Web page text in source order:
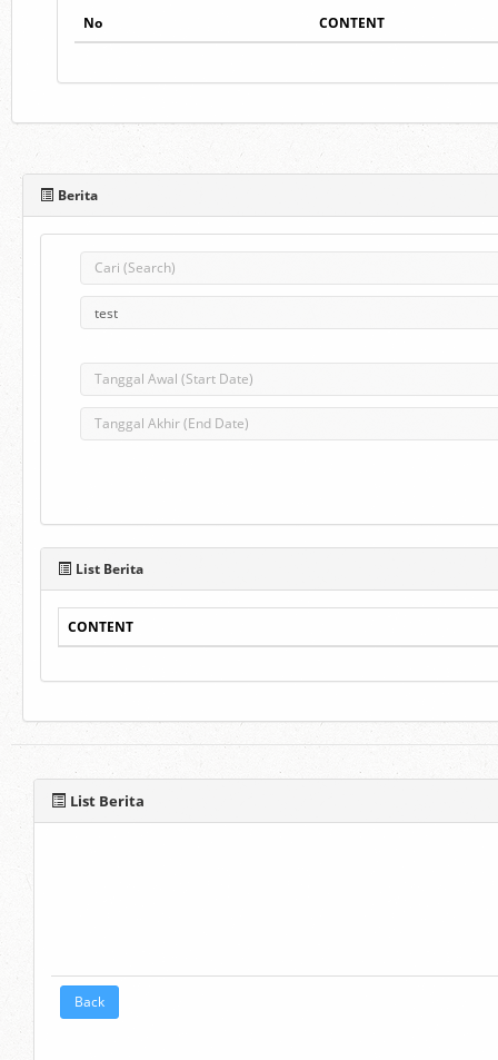
No CONTENT
Berita
List Berita
CONTENT
List Berita
Back